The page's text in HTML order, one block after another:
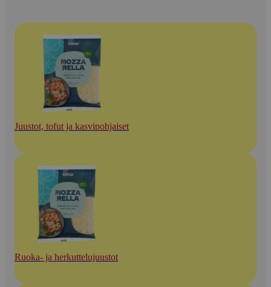
Juustot, tofut ja kasvipohjaiset
Ruoka- ja herkuttelujuustot